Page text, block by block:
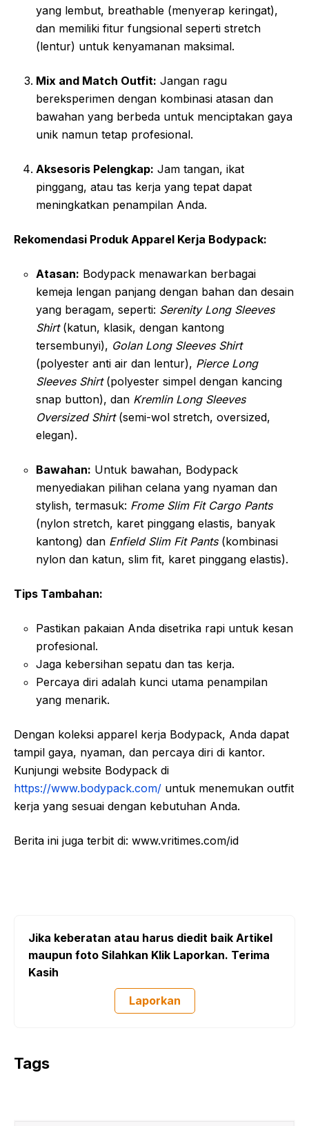
yang lembut, breathable (menyerap keringat),
dan memiliki fitur fungsional seperti stretch
(lentur) untuk kenyamanan maksimal.
Mix and Match Outfit: Jangan ragu
bereksperimen dengan kombinasi atasan dan
bawahan yang berbeda untuk menciptakan gaya
unik namun tetap profesional.
Aksesoris Pelengkap: Jam tangan, ikat
pinggang, atau tas kerja yang tepat dapat
meningkatkan penampilan Anda.
Rekomendasi Produk Apparel Kerja Bodypack:
Atasan: Bodypack menawarkan berbagai
kemeja lengan panjang dengan bahan dan desain
yang beragam, seperti: Serenity Long Sleeves
Shirt(katun, klasik, dengan kantong
tersembunyi), Golan Long Sleeves Shirt
(polyester anti air dan lentur), Pierce Long
Sleeves Shirt(polyester simpel dengan kancing
snap button), dan Kremlin Long Sleeves
Oversized Shirt(semi-wol stretch, oversized,
elegan).
Bawahan: Untuk bawahan, Bodypack
menyediakan pilihan celana yang nyaman dan
stylish, termasuk: Frome Slim Fit Cargo Pants
(nylon stretch, karet pinggang elastis, banyak
kantong) dan Enfield Slim Fit Pants(kombinasi
nylon dan katun, slim fit, karet pinggang elastis).
Tips Tambahan:
Pastikan pakaian Anda disetrika rapi untuk kesan
profesional.
Jaga kebersihan sepatu dan tas kerja.
Percaya diri adalah kunci utama penampilan
yang menarik.
Dengan koleksi apparel kerja Bodypack, Anda dapat
tampil gaya, nyaman, dan percaya diri di kantor.
Kunjungi website Bodypack di
https://www.bodypack.com/ untuk menemukan outfit
kerja yang sesuai dengan kebutuhan Anda.
Berita ini juga terbit di: www.vritimes.com/id
Jika keberatan atau harus diedit baik Artikel
maupun foto Silahkan Klik Laporkan. Terima
Kasih
Laporkan
Tags